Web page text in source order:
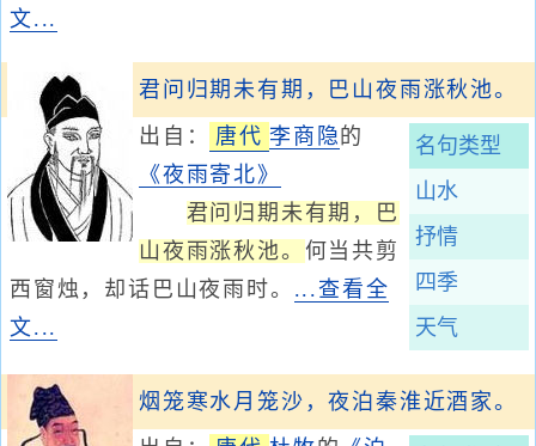
文...
君问归期未有期，巴山夜雨涨秋池。
名句类型
山水
抒情
四季
天气
出自： 唐代 李商隐 的
《夜雨寄北》
君问归期未有期，巴
山夜雨涨秋池。 何当共剪
西窗烛，却话巴山夜雨时。 ...查看全
文...
烟笼寒水月笼沙，夜泊秦淮近酒家。